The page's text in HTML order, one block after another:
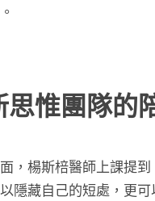
思惟團隊的
，楊斯棓醫師上課提
隱藏自己的短處，更